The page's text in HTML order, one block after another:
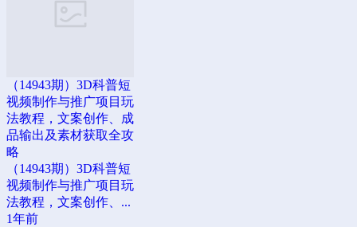
（14943期）3D科普短
视频制作与推广项目玩
法教程，文案创作、成
品输出及素材获取全攻
略
（14943期）3D科普短
视频制作与推广项目玩
法教程，文案创作、...
1年前